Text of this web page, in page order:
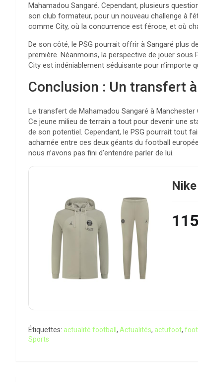
Mahamadou Sangaré. Cependant, plusieurs
son club formateur, pour un nouveau challenge à
comme City, où la concurrence est féroce, et où
De son côté, le PSG pourrait offrir à Sangaré plus
première. Néanmoins, la perspective de jouer
City est indéniablement séduisante pour n’importe
Conclusion : Un transfert
Le transfert de Mahamadou Sangaré à
Ce jeune milieu de terrain a tout pour devenir une
de son potentiel. Cependant, le PSG pourrait tout
acharnée entre ces deux géants du football
nous n’avons pas fini d’entendre parler de lui.
Étiquettes: actualité football , Actualités, actufoot,
Sports